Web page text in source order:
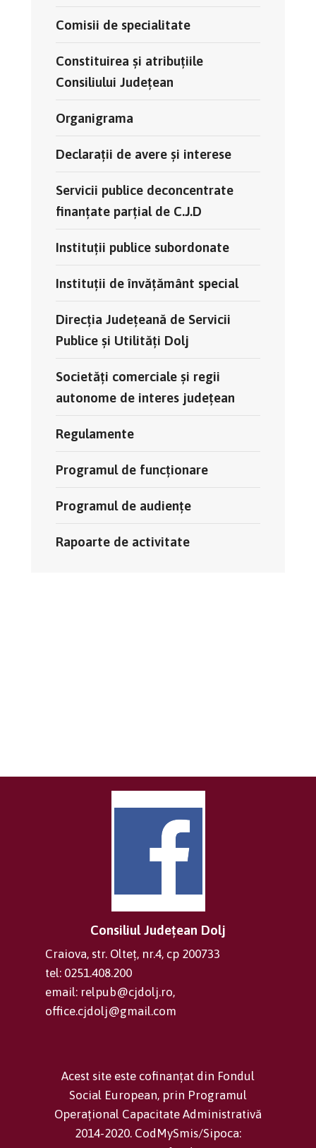
Comisii de specialitate
Constituirea și atribuțiile
Consiliului Județean
Organigrama
Declarații de avere și interese
Servicii publice deconcentrate
finanțate parțial de C.J.D
Instituții publice subordonate
Instituții de învățământ special
Direcția Județeană de Servicii
Publice și Utilități Dolj
Societăți comerciale și regii
autonome de interes județean
Regulamente
Programul de funcționare
Programul de audiențe
Rapoarte de activitate
Consiliul Județean Dolj
Craiova, str. Olteț, nr.4, cp 200733
tel: 0251.408.200
email: relpub@cjdolj.ro,
office.cjdolj@gmail.com
Acest site este cofinanțat din Fondul
Social European, prin Programul
Operațional Capacitate Administrativă
2014-2020. CodMySmis/Sipoca: